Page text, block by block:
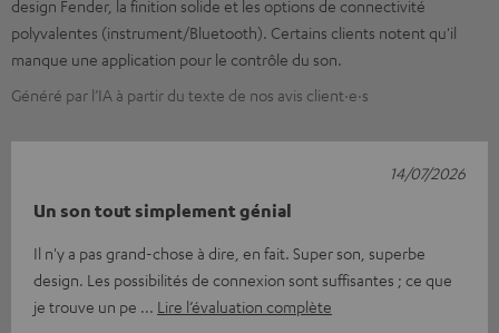
design Fender, la finition solide et les options de connectivité
polyvalentes (instrument/Bluetooth). Certains clients notent qu'il
manque une application pour le contrôle du son.
Généré par l’IA à partir du texte de nos avis client·e·s
Un son tout simplement génial
Il n'y a pas grand-chose à dire, en fait. Super son, superbe
design. Les possibilités de connexion sont suffisantes ; ce que
je trouve un pe
Lire l’évaluation complète
14/07/2026